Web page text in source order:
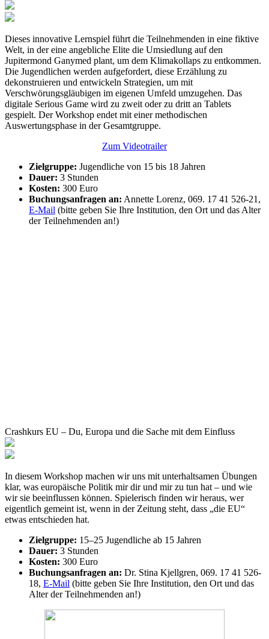
Dieses innovative Lernspiel führt die Teilnehmenden in eine fiktive
Welt, in der eine angebliche Elite die Umsiedlung auf den
Jupitermond Ganymed plant, um dem Klimakollaps zu entkommen.
Die Jugendlichen werden aufgefordert, diese Erzählung zu
dekonstruieren und entwickeln Strategien, um mit
Verschwörungsgläubigen im eigenen Umfeld umzugehen. Das
digitale Serious Game wird zu zweit oder zu dritt an Tablets
gespielt. Der Workshop endet mit einer methodischen
Auswertungsphase in der Gesamtgruppe.
Zum Videotrailer
Zielgruppe: Jugendliche von 15 bis 18 Jahren
Dauer: 3 Stunden
Kosten: 300 Euro
Buchungsanfragen an: Annette Lorenz, 069. 17 41 526-21,
E-Mail (bitte geben Sie Ihre Institution, den Ort und das Alter
der Teilnehmenden an!)
Crashkurs EU – Du, Europa und die Sache mit dem Einfluss
In diesem Workshop machen wir uns mit unterhaltsamen Übungen
klar, was europäische Politik mir dir und mir zu tun hat – und wie
wir sie beeinflussen können. Spielerisch finden wir heraus, wer
eigentlich gemeint ist, wenn in der Zeitung steht, dass „die EU“
etwas entschieden hat.
Zielgruppe: 15–25 Jugendliche ab 15 Jahren
Dauer: 3 Stunden
Kosten: 300 Euro
Buchungsanfragen an: Dr. Stina Kjellgren, 069. 17 41 526-
18, E-Mail (bitte geben Sie Ihre Institution, den Ort und das
Alter der Teilnehmenden an!)